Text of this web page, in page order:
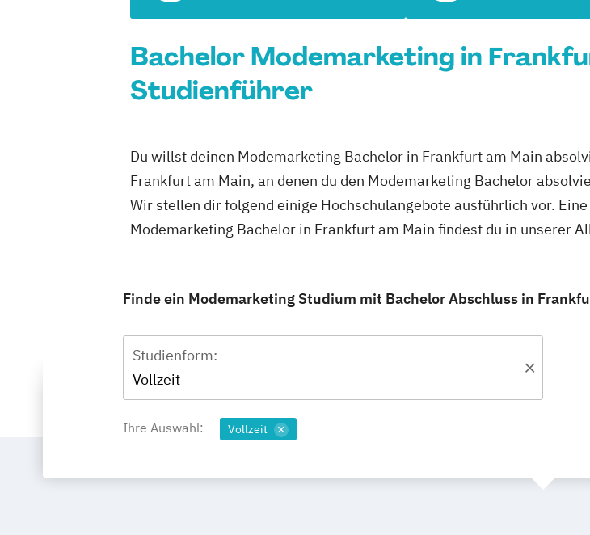
Bachelor Modemarketing in
Studienführer
Du willst deinen Modemarketing Bachelor in Frankfurt am Main
Frankfurt am Main, an denen du den Modemarketing Bachelor
Wir stellen dir folgend einige Hochschulangebote ausführlich vor.
Modemarketing Bachelor in Frankfurt am Main findest du in unserer
Finde ein Modemarketing Studium mit Bachelor Abschluss in
Studienform:
Vollzeit
Ihre Auswahl: Vollzeit